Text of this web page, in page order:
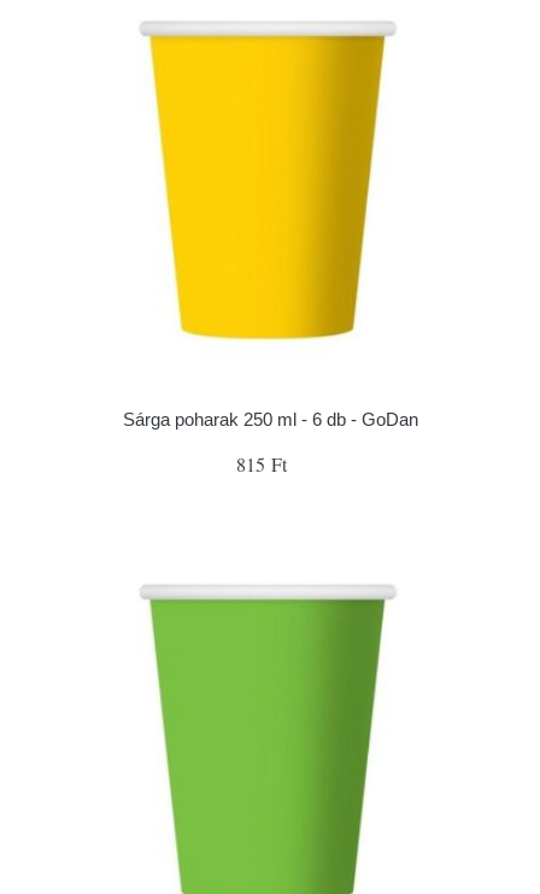
Sárga poharak 250 ml - 6 db - GoDan
815 Ft